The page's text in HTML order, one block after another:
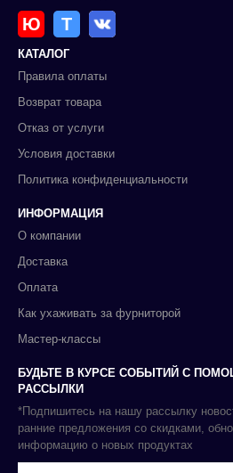
Ю Т
КАТАЛОГ
Правила оплаты
Возврат товара
Отказ от услуги
Условия доставки
Политика конфиденциальности
ИНФОРМАЦИЯ
О компании
Доставка
Оплата
Как ухаживать за фурниторой
Мастер-классы
БУДЬТЕ В КУРСЕ СОБЫТИЙ С
РАССЫЛКИ
*Подпишитесь на нашу рассылку
ранние предложения со скидками,
информацию о новых продуктах